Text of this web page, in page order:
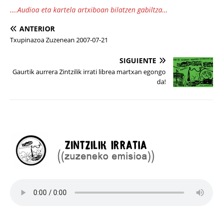
….Audioa eta kartela artxiboan bilatzen gabiltza…
ANTERIOR
Txupinazoa Zuzenean 2007-07-21
SIGUIENTE
Gaurtik aurrera Zintzilik irrati librea martxan egongo
da!